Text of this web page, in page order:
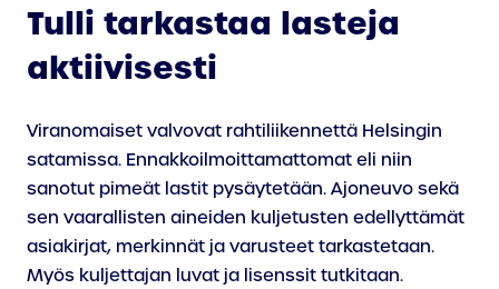
Tulli tarkastaa lasteja
aktiivisesti
Viranomaiset valvovat rahtiliikennettä Helsingin
satamissa. Ennakkoilmoittamattomat eli niin
sanotut pimeät lastit pysäytetään. Ajoneuvo sekä
sen vaarallisten aineiden kuljetusten edellyttämät
asiakirjat, merkinnät ja varusteet tarkastetaan.
Myös kuljettajan luvat ja lisenssit tutkitaan.